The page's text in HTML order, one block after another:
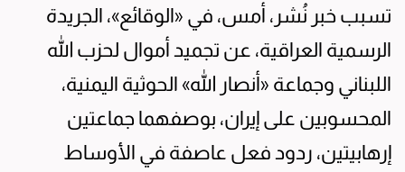
تسبب خبر نُشر، أمس، في «الوقائع»، الجريدة
الرسمية العراقية، عن تجميد أموال لحزب الله
اللبناني وجماعة «أنصار الله» الحوثية اليمنية،
المحسوبين على إيران، بوصفهما جماعتين
إرهابيتين، ردود فعل عاصفة في الأوساط